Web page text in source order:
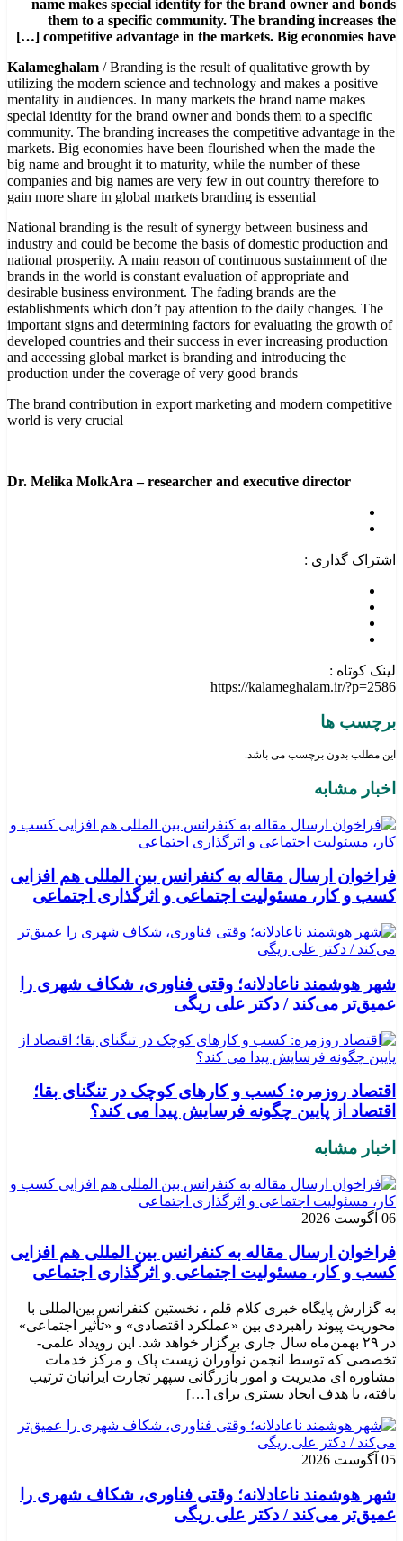
name makes special identity for the brand owner and bonds
them to a specific community. The branding increases the
competitive advantage in the markets. Big economies have […]
Kalameghalam / Branding is the result of qualitative growth by
utilizing the modern science and technology and makes a positive
mentality in audiences. In many markets the brand name makes
special identity for the brand owner and bonds them to a specific
community. The branding increases the competitive advantage in the
markets. Big economies have been flourished when the made the
big name and brought it to maturity, while the number of these
companies and big names are very few in out country therefore to
gain more share in global markets branding is essential
National branding is the result of synergy between business and
industry and could be become the basis of domestic production and
national prosperity. A main reason of continuous sustainment of the
brands in the world is constant evaluation of appropriate and
desirable business environment. The fading brands are the
establishments which don’t pay attention to the daily changes. The
important signs and determining factors for evaluating the growth of
developed countries and their success in ever increasing production
and accessing global market is branding and introducing the
production under the coverage of very good brands
The brand contribution in export marketing and modern competitive
world is very crucial
Dr. Melika MolkAra – researcher and executive director
اشتراک گذاری :
لینک کوتاه :
https://kalameghalam.ir/?p=2586
برچسب ها
این مطلب بدون برچسب می باشد.
اخبار مشابه
فراخوان ارسال مقاله به کنفرانس بین المللی هم افزایی
کسب و کار، مسئولیت اجتماعی و اثرگذاری اجتماعی
شهر هوشمند ناعادلانه؛ وقتی فناوری، شکاف شهری را
عمیق‌تر می‌کند / دکتر علی ریگی
اقتصاد روزمره: کسب‌ و کارهای کوچک در تنگنای بقا؛
اقتصاد از پایین چگونه فرسایش پیدا می کند؟
اخبار مشابه
06 آگوست 2026
فراخوان ارسال مقاله به کنفرانس بین المللی هم افزایی
کسب و کار، مسئولیت اجتماعی و اثرگذاری اجتماعی
به گزارش پایگاه خبری کلام قلم ، نخستین کنفرانس بین‌المللی با
محوریت پیوند راهبردی بین «عملکرد اقتصادی» و «تأثیر اجتماعی»
در ۲۹ بهمن‌ماه سال جاری برگزار خواهد شد. این رویداد علمی-
تخصصی که توسط انجمن نوآوران زیست پاک و مرکز خدمات
مشاوره ای مدیریت و امور بازرگانی سپهر تجارت ایرانیان ترتیب
یافته، با هدف ایجاد بستری برای […]
05 آگوست 2026
شهر هوشمند ناعادلانه؛ وقتی فناوری، شکاف شهری را
عمیق‌تر می‌کند / دکتر علی ریگی